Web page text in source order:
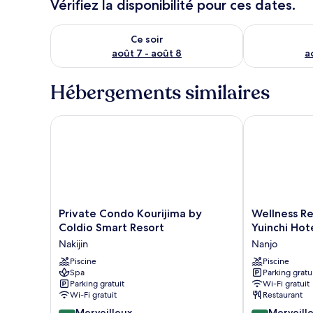
Vérifiez la disponibilité pour ces dates.
Ce soir
août 7 - août 8
Vérifier la disponibilité pour ce soir août 7 - août 8
Vérifier la
Hébergements similaires
Private
Condo
by
Coldio
Smart
Resort
Nakijin
Private Condo Kourijima by
Coldio Smart Resort
Nakijin
Piscine
Spa
Parking gratuit
Wi-Fi gratuit
Private Condo Kourijima by Coldio Smart Resort
Wellness
Resort
The
Yuinchi
Hotel
Nanjo
Nanjo
Wellness
Yuinchi
Nanjo
Piscine
Parking
Wi-Fi gratuit
Restaurant
Wellness